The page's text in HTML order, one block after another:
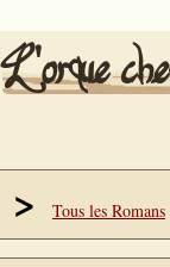
L'orque
> Tous les Romans